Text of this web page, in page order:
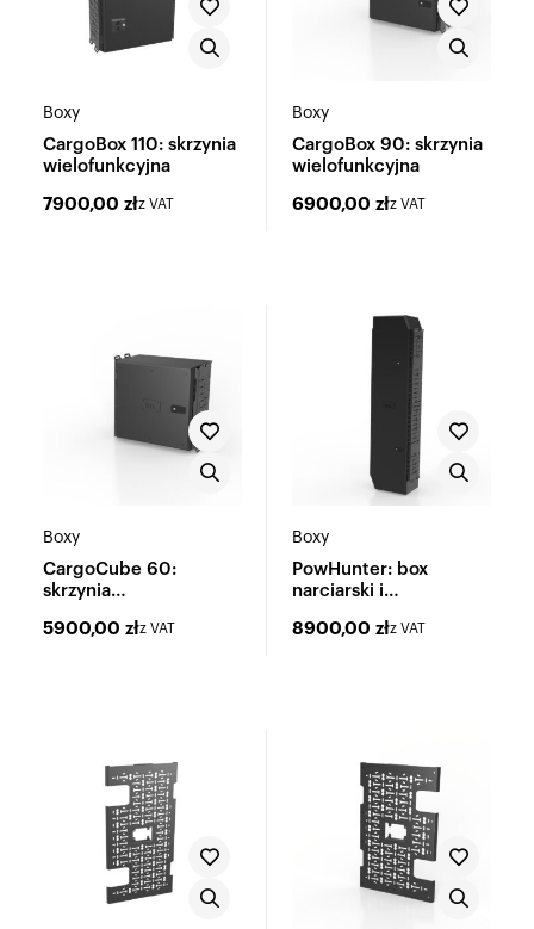
Boxy
CargoBox 110: skrzynia
wielofunkcyjna
7900,00 złz VAT
Boxy
CargoBox 90: skrzynia
wielofunkcyjna
6900,00 złz VAT
Boxy
CargoCube 60:
skrzynia
5900,00 złz VAT
Boxy
PowHunter: box
narciarski i
8900,00 złz VAT